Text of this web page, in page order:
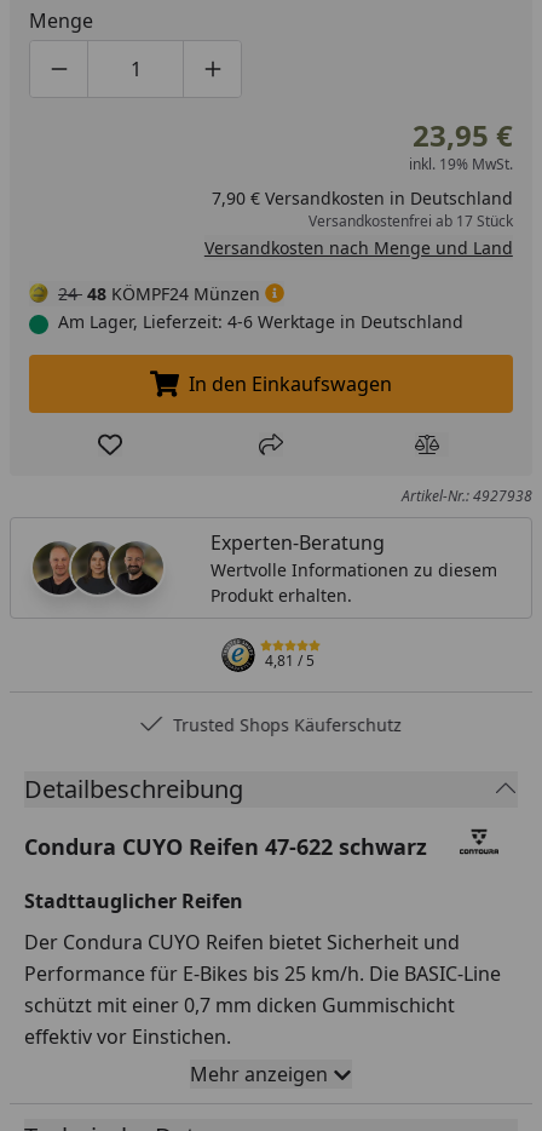
Menge
Produktmenge um eins verringern
Produktmenge manuell eingeben
Produktmenge um eins erhöhen
23,95 €
inkl. 19% MwSt.
7,90 € Versandkosten in Deutschland
Versandkostenfrei ab 17 Stück
Versandkosten nach Menge und Land
24 48 KÖMPF24 Münzen
Am Lager, Lieferzeit: 4-6 Werktage in Deutschland
In den Einkaufswagen legen
In den Einkaufswagen
Produkt zur Wunschliste hinzufügen
Teilen Produkt
Artikel-Nr.: 4927938
Experten-Beratung
Wertvolle Informationen zu diesem
Produkt erhalten.
4,81/ 5
Trusted Shops Käuferschutz
Detailbeschreibung
Condura CUYO Reifen 47-622 schwarz
Stadttauglicher Reifen
Der Condura CUYO Reifen bietet Sicherheit und
Performance für E-Bikes bis 25 km/h. Die BASIC-Line
schützt mit einer 0,7 mm dicken Gummischicht
effektiv vor Einstichen.
Optimaler Einsatzbereich
Mehr anzeigen